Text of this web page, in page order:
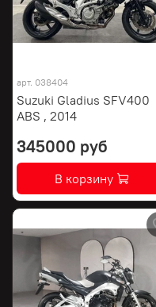
арт. 038404
Suzuki Gladius SFV400
ABS , 2014
345000 руб
В корзину